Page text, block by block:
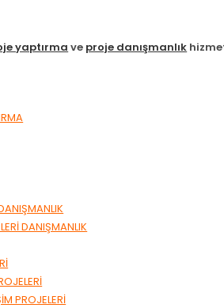
yaptırma ve proje danışmanlık
DANIŞMANLIK
PROJELERİ